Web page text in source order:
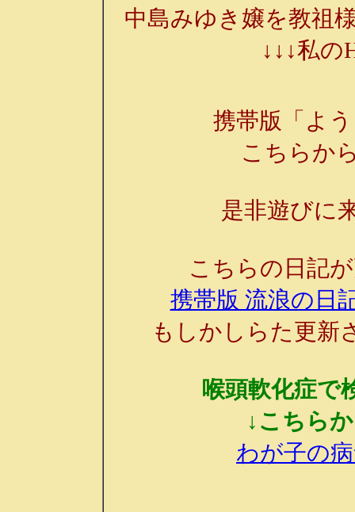
中島みゆき嬢を教祖
↓↓↓私の
携帯版「よ
こちらか
是非遊びに
こちらの日記
携帯版 流浪の日
もしかしらた更新
喉頭軟化症で
↓こちら
わが子の